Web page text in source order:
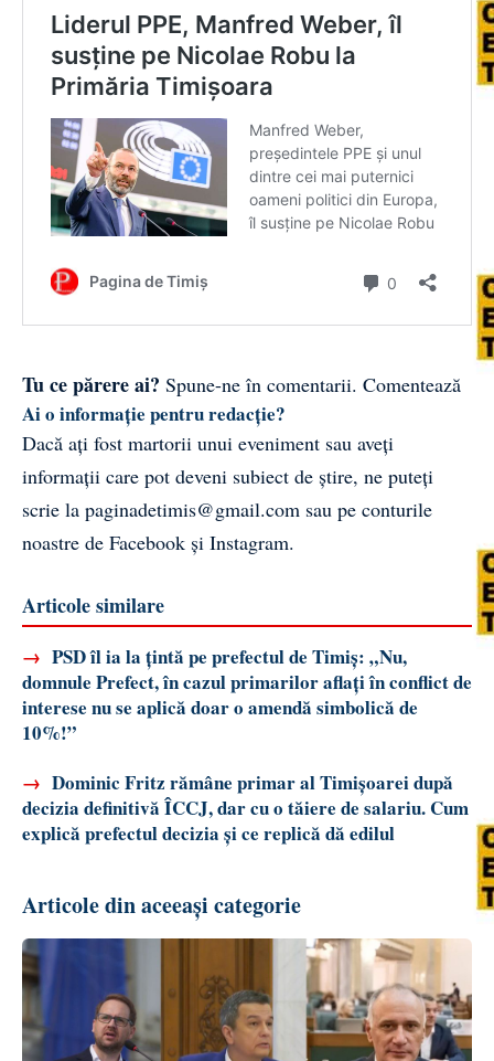
Tu ce părere ai? Spune-ne în comentarii. Comentează
Ai o informație pentru redacție?
Dacă ați fost martorii unui eveniment sau aveți
informații care pot deveni subiect de știre, ne puteți
scrie la paginadetimis@gmail.com sau pe conturile
noastre de Facebook și Instagram.
Articole similare
→ PSD îl ia la țintă pe prefectul de Timiș: „Nu,
domnule Prefect, în cazul primarilor aflați în conflict de
interese nu se aplică doar o amendă simbolică de
10%!”
→ Dominic Fritz rămâne primar al Timișoarei după
decizia definitivă ÎCCJ, dar cu o tăiere de salariu. Cum
explică prefectul decizia și ce replică dă edilul
Articole din aceeași categorie